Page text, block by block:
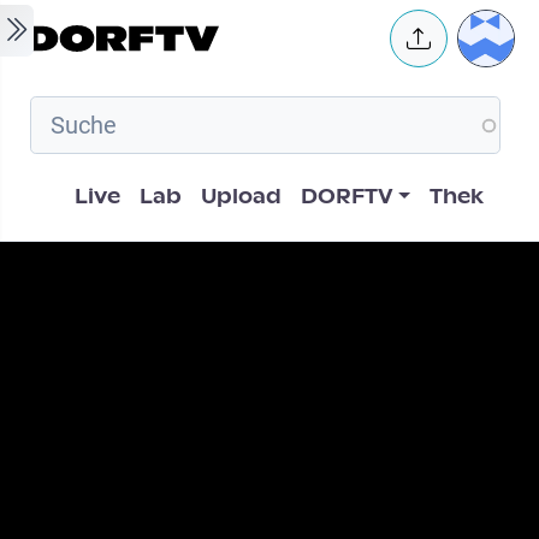
Skip to main content User
Hauptnavigation
Live Lab Upload DORFTV Thek